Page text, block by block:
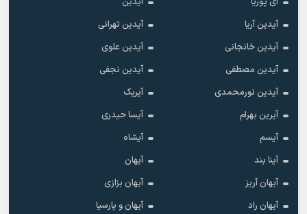
آیدین آریا
آیدین تهرانی
آیدین خانجانی
آیدین علوی
آیدین مصطفی
آیدین نجفی
آیدین نورمحمدی
آیریک
آیرین بهرام
آیسا حیدری
آیسم
آیشاه
آینا بند
آیهان
آیهان آریز
آیهان بزازی
آیهان راد
آیهان و پارسیا